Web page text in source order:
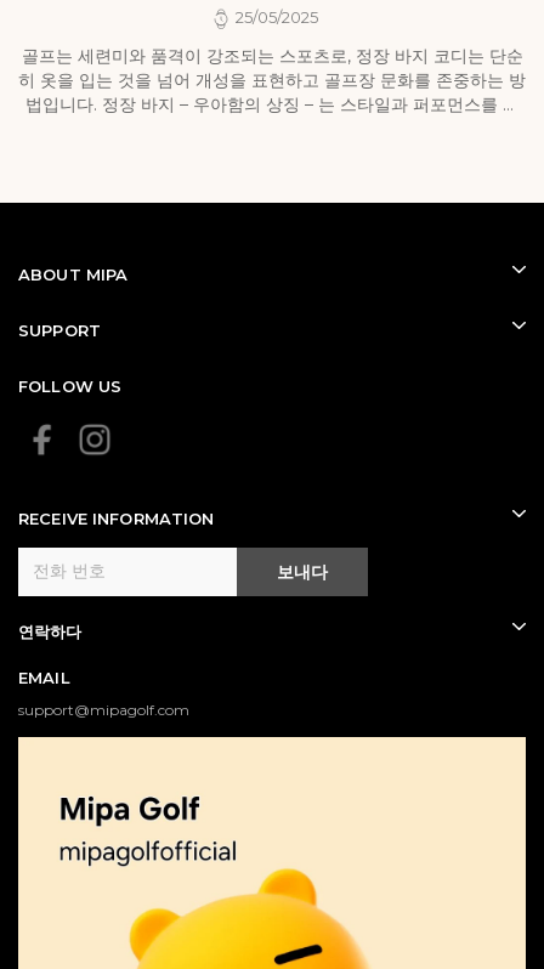
25/05/2025
골프는 세련미와 품격이 강조되는 스포츠로, 정장 바지 코디는 단순
히 옷을 입는 것을 넘어 개성을 표현하고 골프장 문화를 존중하는 방
법입니다. 정장 바지 – 우아함의 상징 – 는 스타일과 퍼포먼스를 조
ABOUT MIPA
SUPPORT
FOLLOW US
RECEIVE INFORMATION
보내다
연락하다
EMAIL
support@mipagolf.com